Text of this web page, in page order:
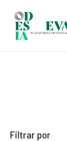
Filtrar por